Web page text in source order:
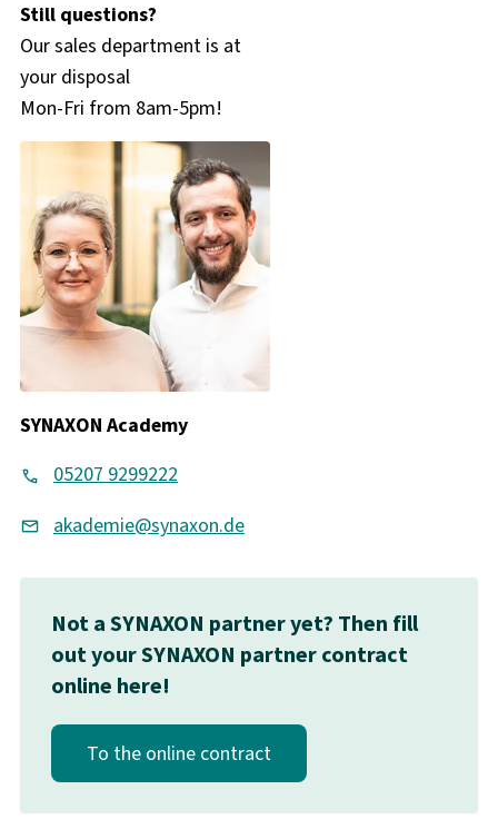
Still questions?
Our sales department is at
your disposal
Mon-Fri from 8am-5pm!
SYNAXON Academy
05207 9299222
akademie@synaxon.de
Not a SYNAXON partner yet? Then fill
out your SYNAXON partner contract
online here!
To the online contract